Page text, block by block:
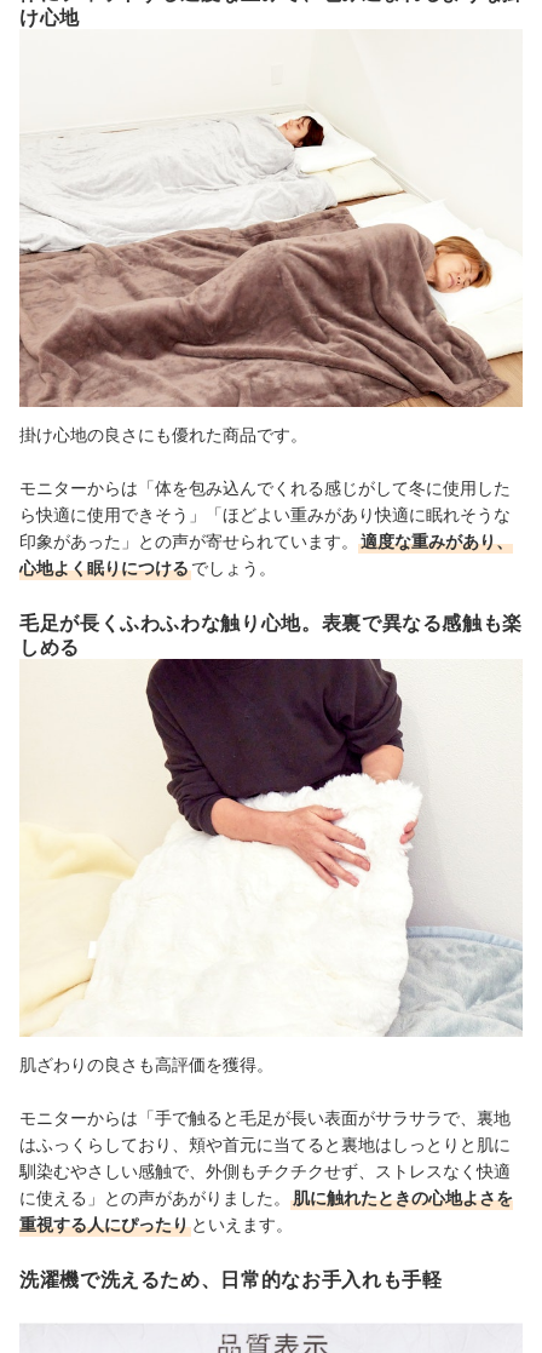
け心地
掛け心地の良さにも優れた商品です。
モニターからは「体を包み込んでくれる感じがして冬に使用した
ら快適に使用できそう」「ほどよい重みがあり快適に眠れそうな
印象があった」との声が寄せられています。
適度な重みがあり、
心地よく眠りにつけるでしょう。
毛足が長くふわふわな触り心地。表裏で異なる感触も楽
しめる
肌ざわりの良さも高評価を獲得。
モニターからは「手で触ると毛足が長い表面がサラサラで、裏地
はふっくらしており、頬や首元に当てると裏地はしっとりと肌に
馴染むやさしい感触で、外側もチクチクせず、ストレスなく快適
に使える」との声があがりました。
肌に触れたときの心地よさを
重視する人にぴったり といえます。
洗濯機で洗えるため、日常的なお手入れも手軽